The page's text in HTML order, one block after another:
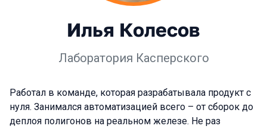
Илья Колесов
Лаборатория Касперского
Работал в команде, которая разрабатывала продукт с
нуля. Занимался автоматизацией всего – от сборок до
деплоя полигонов на реальном железе. Не раз